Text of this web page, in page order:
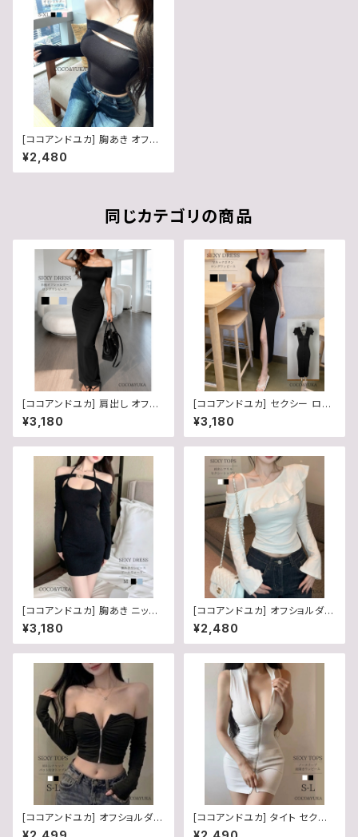
[ココアンドユカ] 胸あき オフシ
ョルダー セクシー タイト トップ
ス 長袖 肩出し ロング Tシャツ
クロップド ショート 丈 レディー
¥2,480
同じカテゴリの商品
[ココアンドユカ] 肩出し オフシ
ョルダー セクシー ロング タイト
マキシ ワンピース 半袖 ボディ
コン 夏 レディース
¥3,180
[ココアンドユカ] セクシー ロン
グ ワンピース タイト Vネック 半
袖 胸あき カジュアル スリット
¥3,180
[ココアンドユカ] 胸あき ニット
オフショルダー セクシー タイト
ミニ ワンピース 長袖 肩出し リ
ボン アームウォーマー セット セ
B0GMV6WWQM
¥3,180
[ココアンドユカ] オフショルダー
かわいい フリル 肩出し トップス
レディース 長袖 タイト カットソ
ー スリット 袖 春 夏 秋 白 B0H
¥2,480
[ココアンドユカ] オフショルダー
前開き チャック タイト 肩出し ノ
[ココアンドユカ] タイト セクシ
ー ミニ ワンピース 前開き ジッ